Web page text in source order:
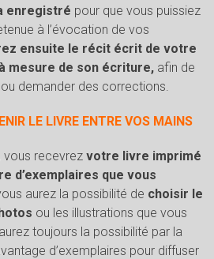
enregistré pour que vous puissiez
à l’évocation de vos
ensuite le récit écrit de votre
mesure de son écriture, afin de
demander des corrections.
LE LIVRE ENTRE VOS MAINS
vous recevrez votre livre imprimé
d’exemplaires que vous
aurez la possibilité de choisir le
ou les illustrations que vous
toujours la possibilité par la
d’exemplaires pour diffuser